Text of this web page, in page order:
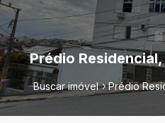
Prédio
Buscar imóvel Prédio